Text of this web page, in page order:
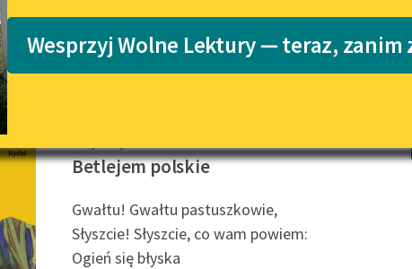
Lektury szkolne i klasyka
literatury do słuchania dla
E-kolekcja lektur szkolnych i
literatury do słuchania dla
niepełnosprawnościami
Feministyczne inspiracje.
Popularyzacja skandynawskiej
Wesprzyj Wolne Lektury — teraz, zanim
Betlejem polskie
Gwałtu! Gwałtu pastuszkowie,
Słyszcie! Słyszcie, co wam powiem:
Ogień się błyska